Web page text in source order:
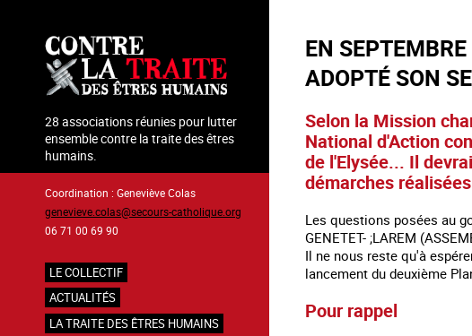
contenu
principal
28 associations réunies pour lutter
ensemble contre la traite des êtres
humains.
Coordination : Geneviève Colas
genevieve.colas@secours-catholique.org
06 71 00 69 90
Navigation
principale
LE COLLECTIF
ACTUALITÉS
LA TRAITE DES ÊTRES HUMAINS
EN
ADOPTÉ SON
Selon la Mission
National d'Action
de l'Elysée... Il
démarches
Les questions posées au
GENETET- ;LAREM
Il ne nous reste qu'à
lancement du deuxième
Pour rappel